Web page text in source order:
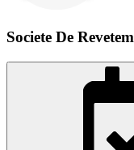
Societe De